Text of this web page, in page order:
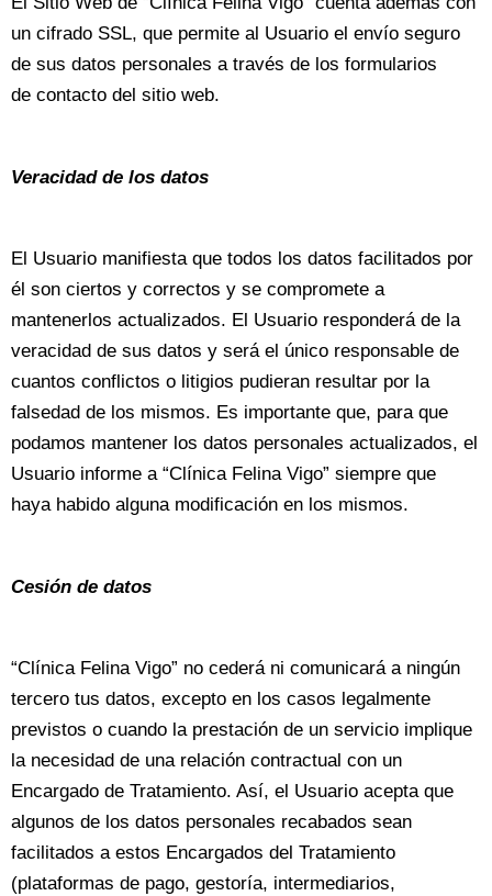
un cifrado SSL, que permite al Usuario el envío seguro
de sus datos personales a través de los formularios
de contacto del sitio web.
Veracidad de los datos
El Usuario manifiesta que todos los datos facilitados por
él son ciertos y correctos y se compromete a
mantenerlos actualizados. El Usuario responderá de la
veracidad de sus datos y será el único responsable de
cuantos conflictos o litigios pudieran resultar por la
falsedad de los mismos. Es importante que, para que
podamos mantener los datos personales actualizados, el
Usuario informe a “Clínica Felina Vigo” siempre que
haya habido alguna modificación en los mismos.
Cesión de datos
“Clínica Felina Vigo” no cederá ni comunicará a ningún
tercero tus datos, excepto en los casos legalmente
previstos o cuando la prestación de un servicio implique
la necesidad de una relación contractual con un
Encargado de Tratamiento. Así, el Usuario acepta que
algunos de los datos personales recabados sean
facilitados a estos Encargados del Tratamiento
(plataformas de pago, gestoría, intermediarios,